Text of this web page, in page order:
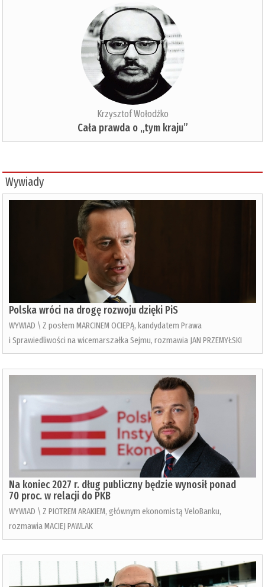
Krzysztof Wołodźko
Cała prawda o „tym kraju”
Wywiady
Polska wróci na drogę rozwoju dzięki PiS
WYWIAD \ Z posłem MARCINEM OCIEPĄ, kandydatem Prawa
i Sprawiedliwości na wicemarszałka Sejmu, rozmawia JAN PRZEMYŁSKI
Na koniec 2027 r. dług publiczny będzie wynosił ponad
70 proc. w relacji do PKB
WYWIAD \ Z PIOTREM ARAKIEM, głównym ekonomistą VeloBanku,
rozmawia MACIEJ PAWLAK